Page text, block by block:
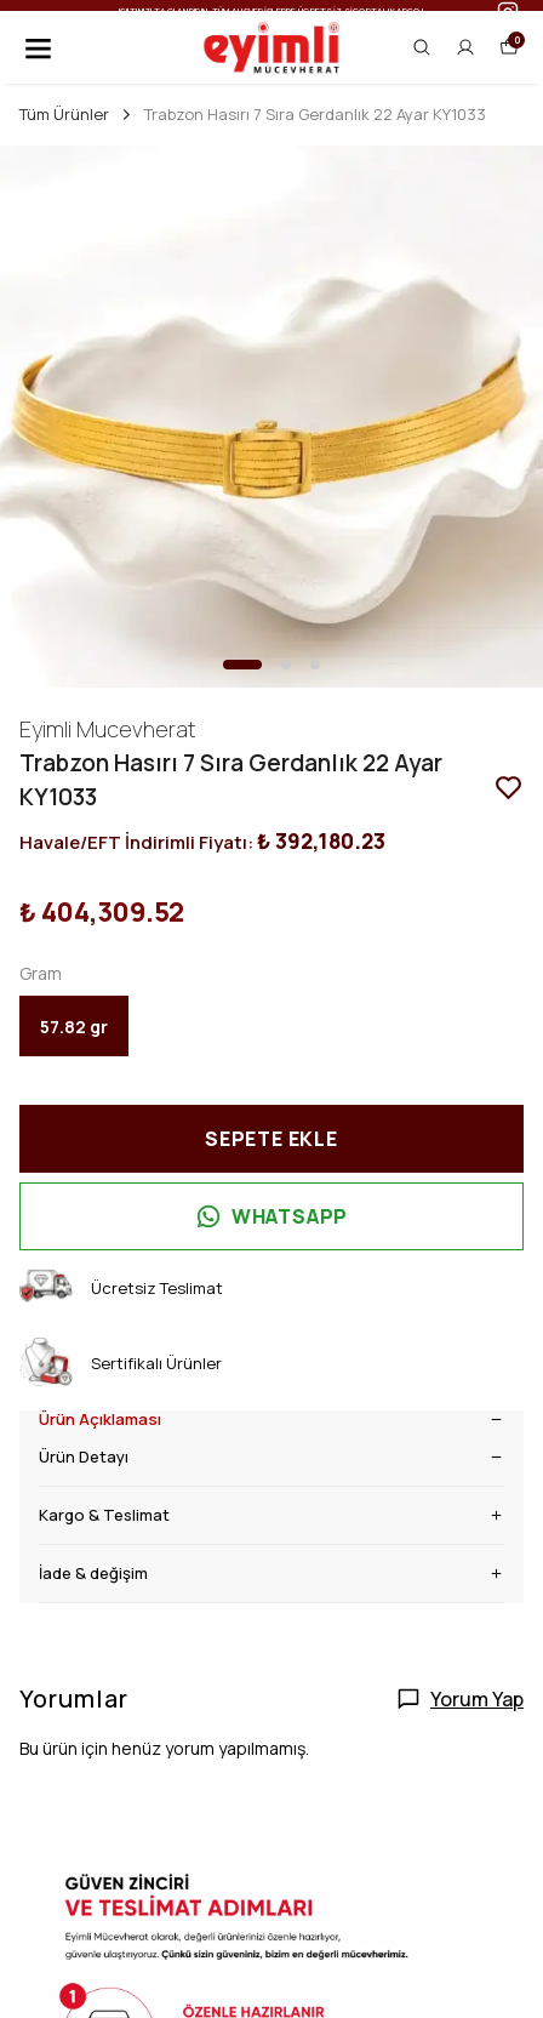
IŞILTINIZI TAÇLANDIRIN: TÜM ALIŞVERIŞLERDE ÜCRETSIZ SIGORTALI KARGO!
0
Tüm Ürünler Trabzon Hasırı 7 Sıra Gerdanlık 22 Ayar KY1033
Eyimli Mucevherat
Trabzon Hasırı 7 Sıra Gerdanlık 22 Ayar
KY1033
Havale/EFT İndirimli Fiyatı: ₺ 392,180.23
₺ 404,309.52
Gram
57.82 gr
SEPETE EKLE
WHATSAPP
Ücretsiz Teslimat
Sertifikalı Ürünler
Ürün Açıklaması
Ürün Detayı
Kargo & Teslimat
İade & değişim
Yorumlar Yorum Yap
Bu ürün için henüz yorum yapılmamış.